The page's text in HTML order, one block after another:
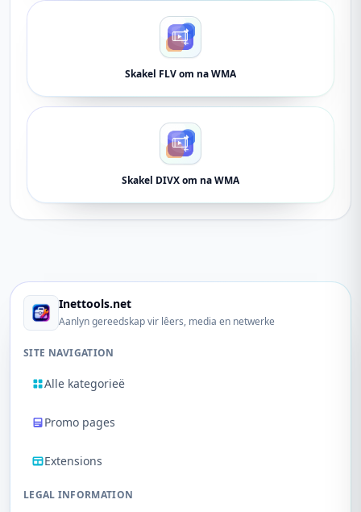
Skakel FLV om na WMA
Skakel DIVX om na WMA
Inettools.net
Aanlyn gereedskap vir lêers, media en netwerke
SITE NAVIGATION
Alle kategorieë
Promo pages
Extensions
LEGAL INFORMATION